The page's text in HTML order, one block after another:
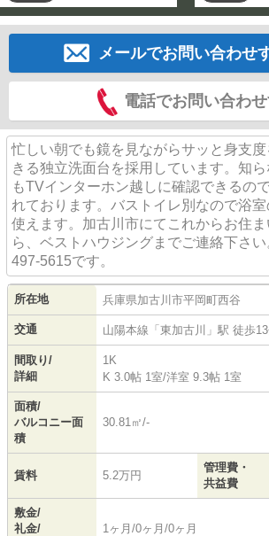
メールでお問い合わせ
電話でお問い合わ
忙しい朝でも鏡を見ながらサッと身支
きる独立洗面台を採用しています。知
もTVインターホン越しに確認できるの
れております。バストイレ別なので浴室
使えます。加古川市にてこれからお住
ら、ベストハウジングまでご連絡下さ
497-5615です。
所在地 兵庫県加古川市平岡町西谷
交通 山陽本線 「 東加古川 」駅 徒歩
間取り/
詳細
1K
K 3.0帖 1室/洋室 9.3帖 1室
面積/
バルコニー面
積
30.81㎡/-
賃料 5.2万円
管理費・
共益費
敷金/
礼金/
1ヶ月/0ヶ月/0ヶ月